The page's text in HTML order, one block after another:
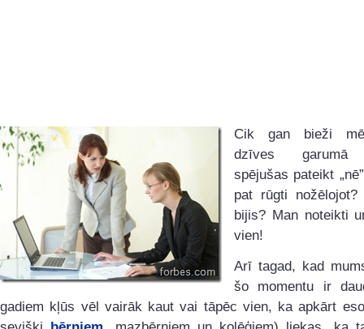
Cik gan bieži
dzīves garumā
spējušas pateikt
pat rūgti
bijis? Man noteikti
vien!
Arī tagad, kad
šo momentu ir
gadiem kļūs vēl vairāk kaut vai tāpēc vien, ka apkārt